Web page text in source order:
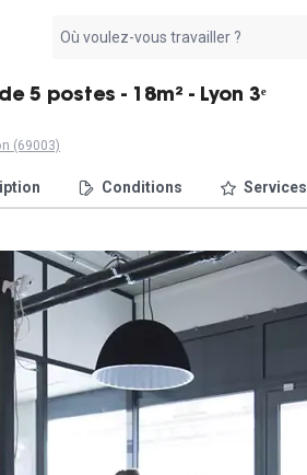
résultat
5 postes - 18m² - Lyon 3ᵉ
(69003)
Conditions Services